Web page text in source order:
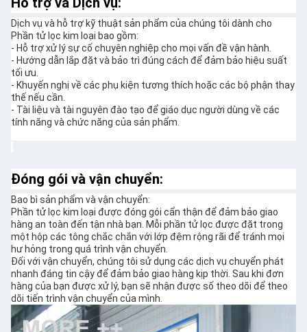
Dịch vụ và hỗ trợ kỹ thuật sản phẩm của chúng tôi dành cho
Phần tử lọc kim loại bao gồm:
- Hỗ trợ xử lý sự cố chuyên nghiệp cho mọi vấn đề vận hành.
- Hướng dẫn lắp đặt và bảo trì đúng cách để đảm bảo hiệu suất
tối ưu.
- Khuyến nghị về các phụ kiện tương thích hoặc các bộ phận thay
thế nếu cần.
- Tài liệu và tài nguyên đào tạo để giáo dục người dùng về các
tính năng và chức năng của sản phẩm.
Đóng gói và vận chuyển:
Bao bì sản phẩm và vận chuyển:
Phần tử lọc kim loại được đóng gói cẩn thận để đảm bảo giao
hàng an toàn đến tận nhà bạn. Mỗi phần tử lọc được đặt trong
một hộp các tông chắc chắn với lớp đệm rộng rãi để tránh mọi
hư hỏng trong quá trình vận chuyển.
Đối với vận chuyển, chúng tôi sử dụng các dịch vụ chuyển phát
nhanh đáng tin cậy để đảm bảo giao hàng kịp thời. Sau khi đơn
hàng của bạn được xử lý, bạn sẽ nhận được số theo dõi để theo
dõi tiến trình vận chuyển của mình.